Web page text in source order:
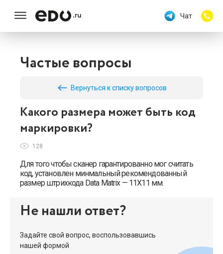
Чат
Частые вопросы
keyboard_backspace Вернуться к списку вопросов
Какого размера может быть код
маркировки?
128
Для того чтобы сканер гарантированно мог считать
код, установлен минмальный рекомендованный
размер штрихкода Data Matrix — 11Х11 мм.
Не нашли ответ?
Задайте свой вопрос, воспользовавшись
нашей формой